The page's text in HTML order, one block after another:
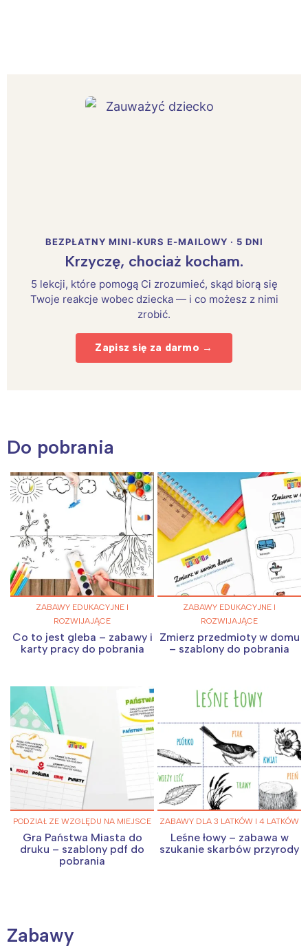
BEZPŁATNY MINI-KURS E-MAILOWY · 5 DNI
Krzyczę, chociaż kocham.
5 lekcji, które pomogą Ci zrozumieć, skąd biorą się
Twoje reakcje wobec dziecka — i co możesz z nimi
zrobić.
Zapisz się za darmo →
Do pobrania
ZABAWY EDUKACYJNE I
ROZWIJAJĄCE
Co to jest gleba – zabawy i
karty pracy do pobrania
ZABAWY EDUKACYJNE I
ROZWIJAJĄCE
Zmierz przedmioty w domu
– szablony do pobrania
PODZIAŁ ZE WZGLĘDU NA MIEJSCE
Gra Państwa Miasta do
druku – szablony pdf do
pobrania
ZABAWY DLA 3 LATKÓW I 4 LATKÓW
Leśne łowy – zabawa w
szukanie skarbów przyrody
Zabawy